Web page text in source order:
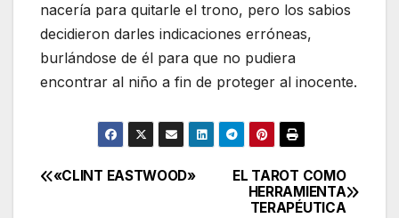
nacería para quitarle el trono, pero los sabios
decidieron darles indicaciones erróneas,
burlándose de él para que no pudiera
encontrar al niño a fin de proteger al inocente.
Navegación
EL TAROT COMO
HERRAMIENTA
TERAPÉUTICA
«CLINT EASTWOOD»